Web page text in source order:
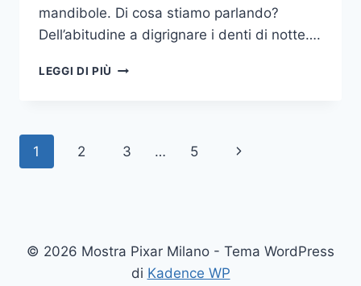
mandibole. Di cosa stiamo parlando?
Dell’abitudine a digrignare i denti di notte….
LEGGI DI PIÙ COME
TUTTE
NOTTE
Navigazione
1 2 3 … 5
Pagina
© 2026 Mostra Pixar Milano - Tema WordPress
di Kadence WP